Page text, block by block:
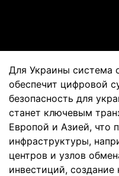
Для Украины система
обеспечит цифровой
безопасность для
станет ключевым
Европой и Азией, что
инфраструктуры,
центров и узлов
инвестиций,